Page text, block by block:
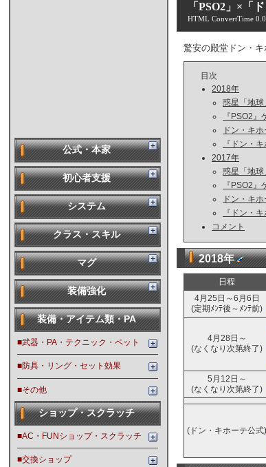
公式・本家
初心者支援
システム
クラス・スキル
マグ
装備強化
装備・アイテム類・PA
■武器・PA・テクニック・ペット
■防具・リング・セット効果
■その他
ショップ・スクラッチ
■AC・FUNショップ・スクラッチ
■交換ショップ
「PSO2」×「
HTML ConvertTime
驚安の殿堂ドン・
目次
2018年
惑星「地球
『PSO2
ドン・キ
『ドン・
2017年
惑星「地球
『PSO2
ドン・キ
『ドン・
コメント
2018年
日程
4月25日～6月6日
(定期ﾒﾝﾃ後～ﾒﾝﾃ前)
4月28日～
(なくなり次第終了)
5月12日～
(なくなり次第終了)
(ドン・キホーテ公式)